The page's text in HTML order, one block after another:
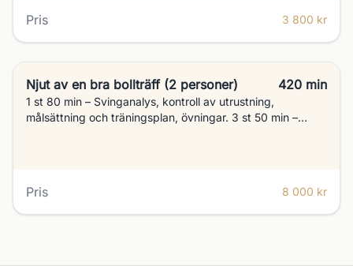
Pris 3 800 kr
Njut av en bra bollträff (2 personer) 420 min
1 st 80 min – Svinganalys, kontroll av utrustning,
målsättning och träningsplan, övningar. 3 st 50 min –
Pris 8 000 kr